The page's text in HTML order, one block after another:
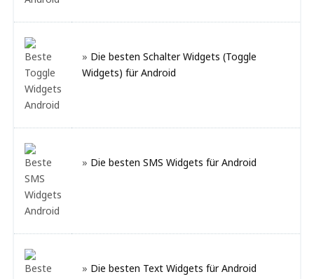
» Die besten Schalter Widgets (Toggle
Widgets) für Android
» Die besten SMS Widgets für Android
» Die besten Text Widgets für Android